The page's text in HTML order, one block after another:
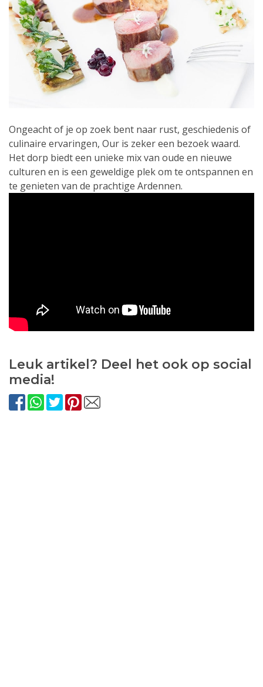
Ongeacht of je op zoek bent naar rust, geschiedenis of
culinaire ervaringen, Our is zeker een bezoek waard.
Het dorp biedt een unieke mix van oude en nieuwe
culturen en is een geweldige plek om te ontspannen en
te genieten van de prachtige Ardennen.
Leuk artikel? Deel het ook op social
media!